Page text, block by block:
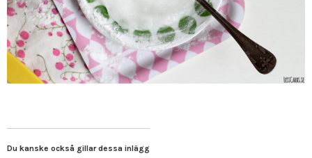
Du kanske också gillar dessa inlägg